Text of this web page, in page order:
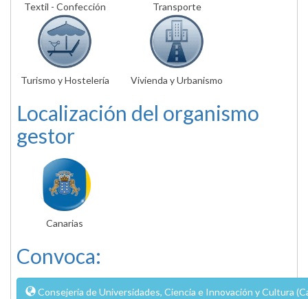
Textil - Confección Transporte
Turismo y Hostelería Vivienda y Urbanismo
Localización del organismo
gestor
Canarias
Convoca:
Consejería de Universidades, Ciencia e Innovación y Cultura